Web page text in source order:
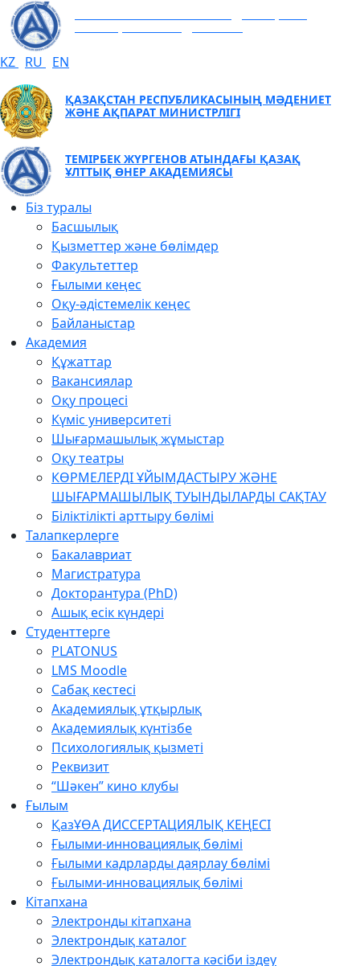
KZ RU EN
ҚАЗАҚСТАН РЕСПУБЛИКАСЫНЫҢ МӘДЕНИЕТ
ЖӘНЕ АҚПАРАТ МИНИСТРЛІГІ
ТЕМІРБЕК ЖҮРГЕНОВ АТЫНДАҒЫ ҚАЗАҚ
ҰЛТТЫҚ ӨНЕР АКАДЕМИЯСЫ
Біз туралы
Басшылық
Қызметтер және бөлімдер
Факультеттер
Ғылыми кеңес
Оқу-әдістемелік кеңес
Байланыстар
Академия
Құжаттар
Вакансиялар
Оқу процесі
Күміс университеті
Шығармашылық жұмыстар
Оқу театры
КӨРМЕЛЕРДІ ҰЙЫМДАСТЫРУ ЖӘНЕ
ШЫҒАРМАШЫЛЫҚ ТУЫНДЫЛАРДЫ САҚТАУ
Біліктілікті арттыру бөлімі
Талапкерлерге
Бакалавриат
Магистратура
Докторантура (PhD)
Ашық есік күндері
Студенттерге
PLATONUS
LMS Moodle
Сабақ кестесі
Академиялық ұтқырлық
Академиялық күнтізбе
Психологиялық қызметі
Реквизит
“Шәкен” кино клубы
Ғылым
ҚазҰӨА ДИССЕРТАЦИЯЛЫҚ КЕҢЕСІ
Ғылыми-инновациялық бөлімі
Ғылыми кадрларды даярлау бөлімі
Ғылыми-инновациялық бөлімі
Кітапхана
Электронды кітапхана
Электрондық каталог
Электрондық каталогта кәсіби іздеу